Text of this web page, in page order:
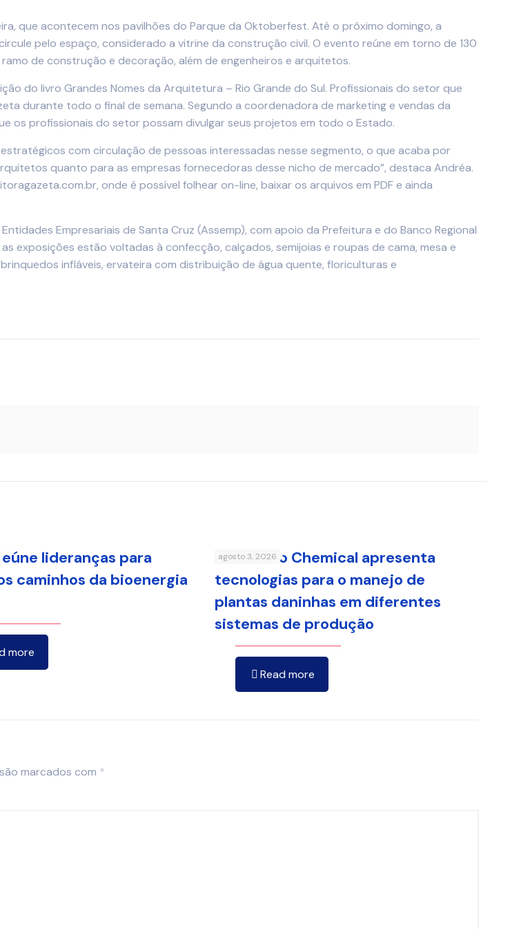
que acontecem nos pavilhões do Parque da Oktoberfest. Até o próximo domingo, a
pelo espaço, considerado a vitrine da construção civil. O evento reúne em torno de 130
de construção e decoração, além de engenheiros e arquitetos.
do livro Grandes Nomes da Arquitetura – Rio Grande do Sul. Profissionais do setor que
durante todo o final de semana. Segundo a coordenadora de marketing e vendas da
os profissionais do setor possam divulgar seus projetos em todo o Estado.
com circulação de pessoas interessadas nesse segmento, o que acaba por
quanto para as empresas fornecedoras desse nicho de mercado”, destaca Andréa.
onde é possível folhear on-line, baixar os arquivos em PDF e ainda
Empresariais de Santa Cruz (Assemp), com apoio da Prefeitura e do Banco Regional
exposições estão voltadas à confecção, calçados, semijoias e roupas de cama, mesa e
infláveis, ervateira com distribuição de água quente, floriculturas e
lideranças para
caminhos da bioenergia
more
agosto 3, 2026
Sumitomo Chemical apresenta
tecnologias para o manejo de
plantas daninhas em diferentes
sistemas de produção
Read more
marcados com *